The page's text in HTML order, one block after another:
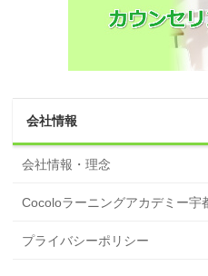
会社情報
会社情報・理念
Cocoloラーニングアカデミー宇
プライバシーポリシー